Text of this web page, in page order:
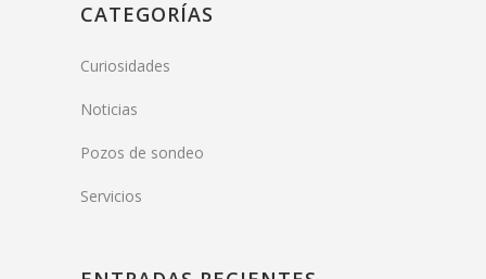
CATEGORÍAS
Curiosidades
Noticias
Pozos de sondeo
Servicios